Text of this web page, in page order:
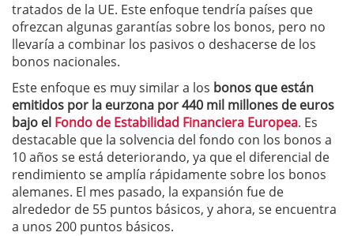
tratados de la UE. Este enfoque tendría países que
ofrezcan algunas garantías sobre los bonos, pero no
llevaría a combinar los pasivos o deshacerse de los
bonos nacionales.
Este enfoque es muy similar a los bonos que están
emitidos por la eurzona por 440 mil millones de euros
bajo el Fondo de Estabilidad Financiera Europea. Es
destacable que la solvencia del fondo con los bonos a
10 años se está deteriorando, ya que el diferencial de
rendimiento se amplía rápidamente sobre los bonos
alemanes. El mes pasado, la expansión fue de
alrededor de 55 puntos básicos, y ahora, se encuentra
a unos 200 puntos básicos.